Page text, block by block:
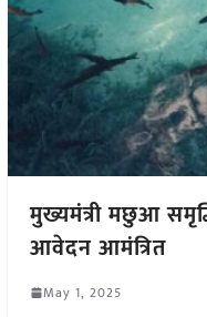
मुख्यमंत्री मछुआ
आवेदन आमंत्रित
May 1, 2025